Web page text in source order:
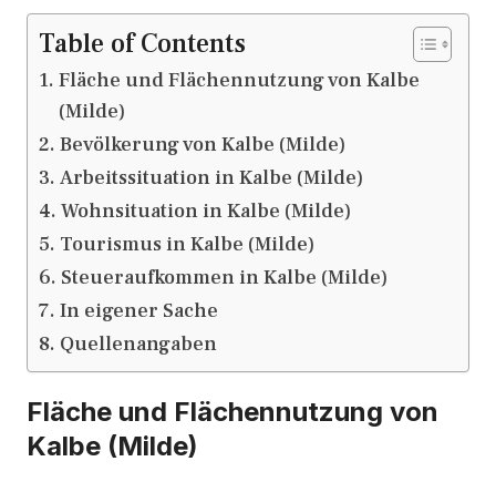
Table of Contents
Fläche und Flächennutzung von Kalbe
(Milde)
Bevölkerung von Kalbe (Milde)
Arbeitssituation in Kalbe (Milde)
Wohnsituation in Kalbe (Milde)
Tourismus in Kalbe (Milde)
Steueraufkommen in Kalbe (Milde)
In eigener Sache
Quellenangaben
Fläche und Flächennutzung von
Kalbe (Milde)